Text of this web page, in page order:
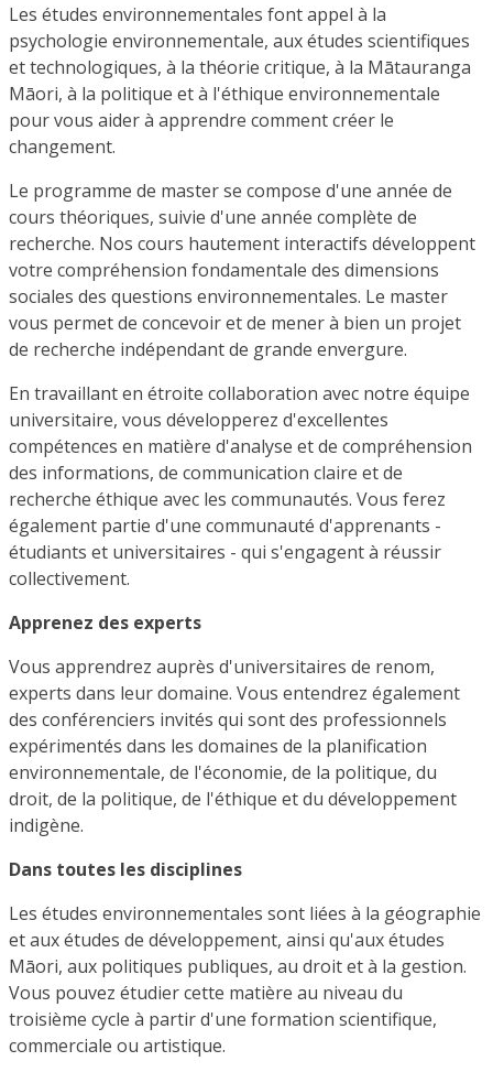
Les études environnementales font appel à la
psychologie environnementale, aux études scientifiques
et technologiques, à la théorie critique, à la Mātauranga
Māori, à la politique et à l'éthique environnementale
pour vous aider à apprendre comment créer le
changement.
Le programme de master se compose d'une année de
cours théoriques, suivie d'une année complète de
recherche. Nos cours hautement interactifs développent
votre compréhension fondamentale des dimensions
sociales des questions environnementales. Le master
vous permet de concevoir et de mener à bien un projet
de recherche indépendant de grande envergure.
En travaillant en étroite collaboration avec notre équipe
universitaire, vous développerez d'excellentes
compétences en matière d'analyse et de compréhension
des informations, de communication claire et de
recherche éthique avec les communautés. Vous ferez
également partie d'une communauté d'apprenants -
étudiants et universitaires - qui s'engagent à réussir
collectivement.
Apprenez des experts
Vous apprendrez auprès d'universitaires de renom,
experts dans leur domaine. Vous entendrez également
des conférenciers invités qui sont des professionnels
expérimentés dans les domaines de la planification
environnementale, de l'économie, de la politique, du
droit, de la politique, de l'éthique et du développement
indigène.
Dans toutes les disciplines
Les études environnementales sont liées à la géographie
et aux études de développement, ainsi qu'aux études
Māori, aux politiques publiques, au droit et à la gestion.
Vous pouvez étudier cette matière au niveau du
troisième cycle à partir d'une formation scientifique,
commerciale ou artistique.